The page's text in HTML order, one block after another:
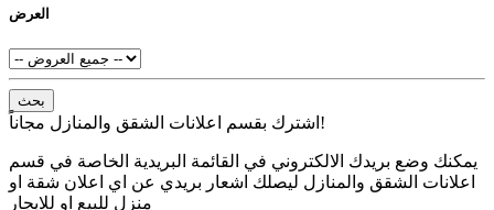
العرض
بحث
اشترك بقسم اعلانات الشقق والمنازل مجاناً!
يمكنك وضع بريدك الالكتروني في القائمة البريدية الخاصة في قسم
اعلانات الشقق والمنازل ليصلك اشعار بريدي عن اي اعلان شقة او
منزل للبيع او للايجار